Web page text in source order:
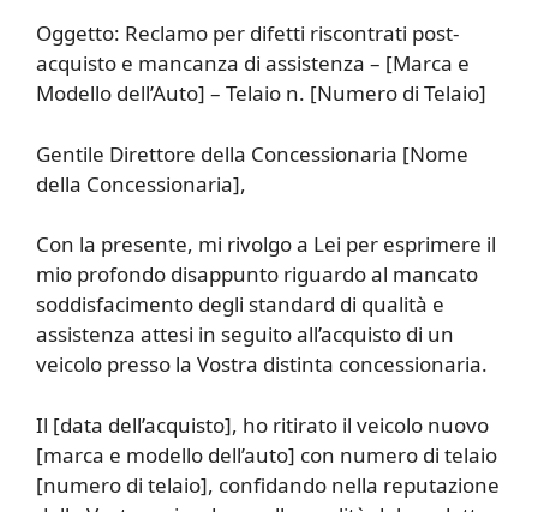
Oggetto: Reclamo per difetti riscontrati post-
acquisto e mancanza di assistenza – [Marca e
Modello dell’Auto] – Telaio n. [Numero di Telaio]
Gentile Direttore della Concessionaria [Nome
della Concessionaria],
Con la presente, mi rivolgo a Lei per esprimere il
mio profondo disappunto riguardo al mancato
soddisfacimento degli standard di qualità e
assistenza attesi in seguito all’acquisto di un
veicolo presso la Vostra distinta concessionaria.
Il [data dell’acquisto], ho ritirato il veicolo nuovo
[marca e modello dell’auto] con numero di telaio
[numero di telaio], confidando nella reputazione